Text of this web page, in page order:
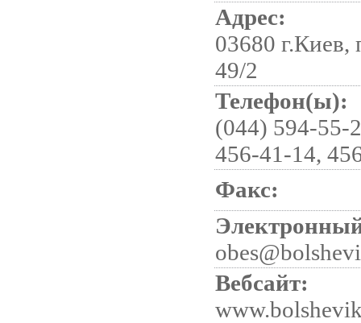
Адрес:
03680
49/2
Телефон(ы):
(044) 594-55-
456-41-14,
Факс:
Вебсайт: